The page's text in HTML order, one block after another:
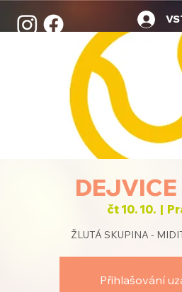
čt 10. 10.
  |
ŽLUTÁ SKUPINA -
Přihlašování